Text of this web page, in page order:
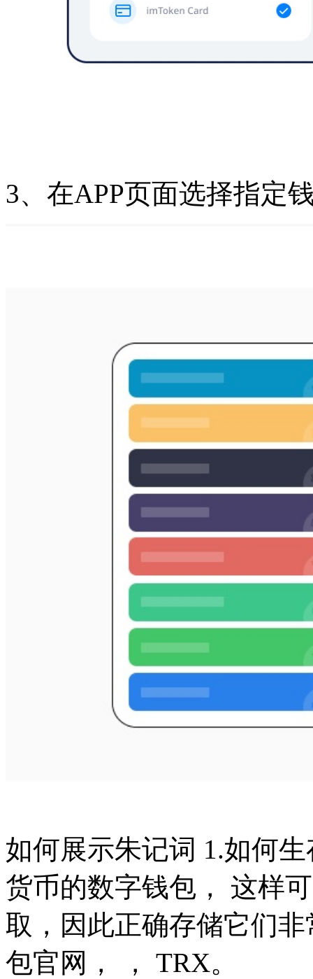
3、在APP页面选择指定
如何展示朱记词 1.如何
货币的数字钱包， 这样
取，因此正确存储它们
包官网， ， TRX。